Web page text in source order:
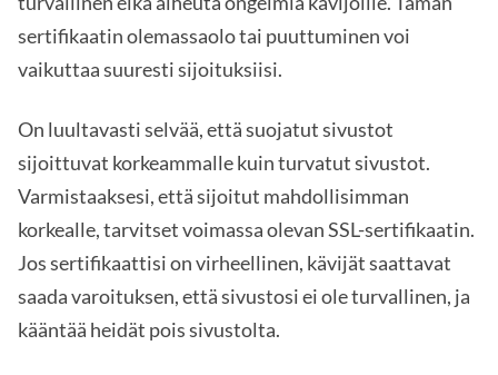
sertifikaatin olemassaolo tai puuttuminen voi
vaikuttaa suuresti sijoituksiisi.
On luultavasti selvää, että suojatut sivustot
sijoittuvat korkeammalle kuin turvatut sivustot.
Varmistaaksesi, että sijoitut mahdollisimman
korkealle, tarvitset voimassa olevan SSL-sertifikaatin.
Jos sertifikaattisi on virheellinen, kävijät saattavat
saada varoituksen, että sivustosi ei ole turvallinen, ja
kääntää heidät pois sivustolta.